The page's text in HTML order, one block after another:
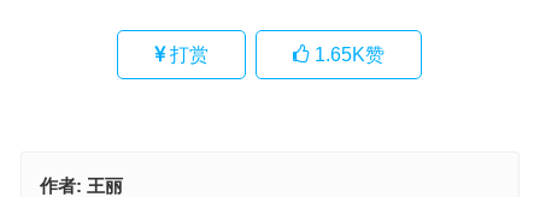
打赏 1.65K赞
作者: 王丽